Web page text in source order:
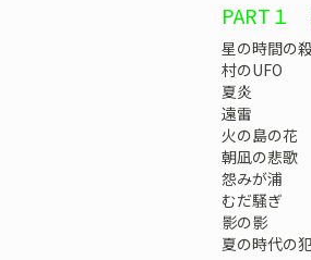
PART１
星の時間の
村のUFO
夏炎
遠雷
火の島の花
朝凪の悲歌
怨みが浦
むだ騒ぎ
影の影
夏の時代の